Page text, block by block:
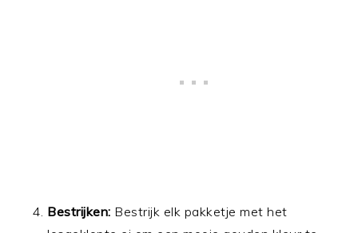
Bestrijken: Bestrijk elk pakketje met het